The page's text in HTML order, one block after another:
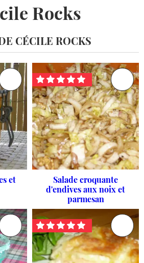
Rocks
CÉCILE ROCKS
et
Salade croquante
d'endives aux noix et
parmesan